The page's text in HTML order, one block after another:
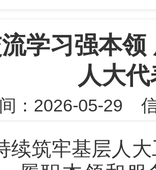
学习强本
人大
： 2026-05-29 信
续筑牢基层人